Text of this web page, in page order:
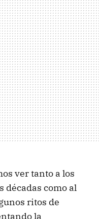
ver tanto a los
décadas como al
ritos de
la